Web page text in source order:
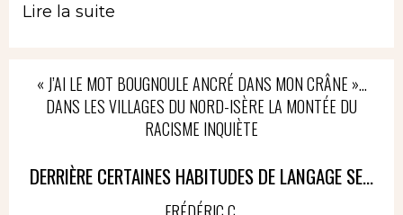
Lire la suite
« J’AI LE MOT BOUGNOULE ANCRÉ DANS MON CRÂNE »…
DANS LES VILLAGES DU NORD-ISÈRE LA MONTÉE DU
RACISME INQUIÈTE
DERRIÈRE CERTAINES HABITUDES DE LANGAGE SE...